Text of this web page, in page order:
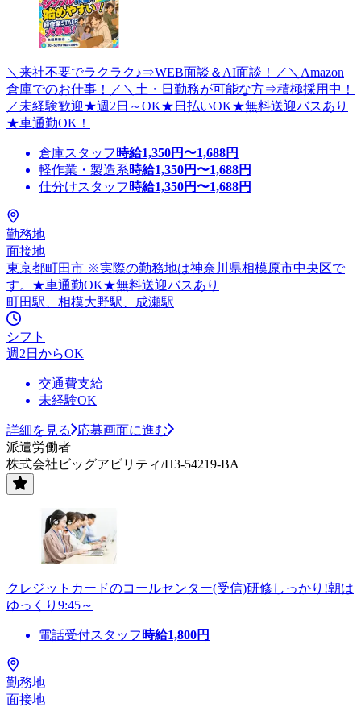
＼来社不要でラクラク♪⇒WEB面談＆AI面談！／＼Amazon
倉庫でのお仕事！／＼土・日勤務が可能な方⇒積極採用中！
／未経験歓迎★週2日～OK★日払いOK★無料送迎バスあり
★車通勤OK！
倉庫スタッフ 時給1,350円〜1,688円
軽作業・製造系時給1,350円〜1,688円
仕分けスタッフ 時給1,350円〜1,688円
勤務地
面接地
東京都町田市 ※実際の勤務地は神奈川県相模原市中央区で
す。★車通勤OK★無料送迎バスあり
町田駅、相模大野駅、成瀬駅
シフト
週2日からOK
交通費支給
未経験OK
詳細を見る
応募画面に進む
派遣労働者
株式会社ビッグアビリティ/H3-54219-BA
クレジットカードのコールセンター(受信)研修しっかり!朝は
ゆっくり9:45～
電話受付スタッフ 時給1,800円
勤務地
面接地